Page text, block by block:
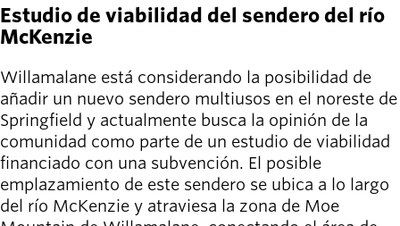
schedule
Court
Estudio de viabilidad del sendero del río
McKenzie
Willamalane está considerando la posibilidad de
añadir un nuevo sendero multiusos en el noreste de
Springfield y actualmente busca la opinión de la
comunidad como parte de un estudio de viabilidad
financiado con una subvención. El posible
emplazamiento de este sendero se ubica a lo largo
del río McKenzie y atraviesa la zona de Moe